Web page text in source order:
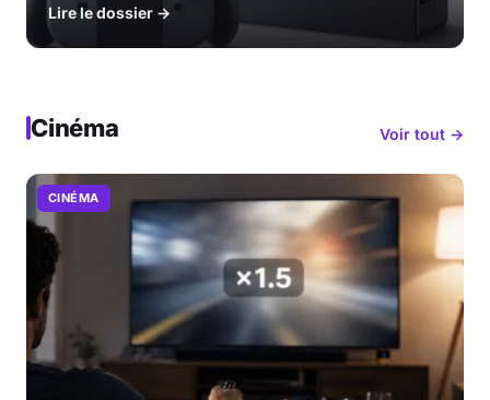
Lire le dossier →
Cinéma Voir tout →
CINÉMA